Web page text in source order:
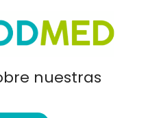
nuestras